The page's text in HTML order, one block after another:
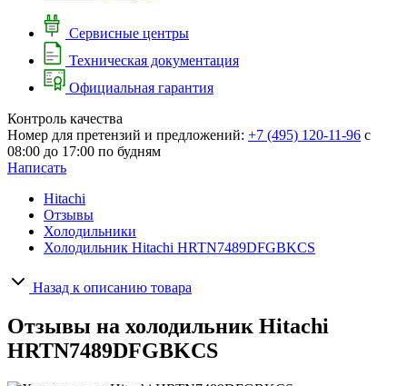
Сервисные центры
Техническая документация
Официальная гарантия
Контроль качества
Номер для претензий и предложений: +7 (495) 120-11-96 с
08:00 до 17:00 по будням
Написать
Hitachi
Отзывы
Холодильники
Холодильник Hitachi HRTN7489DFGBKCS
Назад к описанию товара
Отзывы на холодильник Hitachi
HRTN7489DFGBKCS